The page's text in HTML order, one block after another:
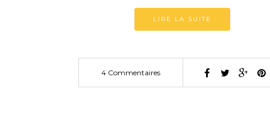
LIRE LA SUITE
4 Commentaires